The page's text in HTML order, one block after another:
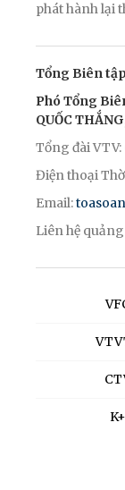
phát hành lại
Tổng Biên
Phó Tổng
QUỐC
Tổng đài VTV:
Điện thoại
Email:
Liên hệ quảng
K+